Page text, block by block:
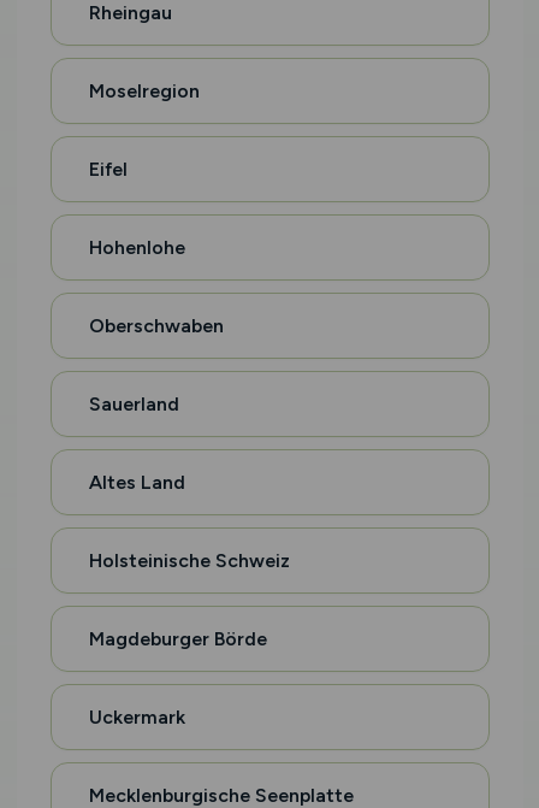
Rheingau
Moselregion
Eifel
Hohenlohe
Oberschwaben
Sauerland
Altes Land
Holsteinische Schweiz
Magdeburger Börde
Uckermark
Mecklenburgische Seenplatte